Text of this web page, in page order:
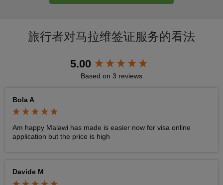
旅行者对马拉维签证服务的看法
5.00
Based on 3 reviews
Bola A
Am happy Malawi has made is easier now for visa online
application but the price is high
Davide M
New content loaded